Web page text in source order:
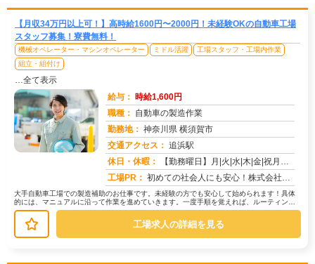
【月収34万円以上可！】高時給1600円〜2000円！未経験OKの自動車工場
スタッフ募集！寮費無料！
機械オペレーター・マシンオペレーター ミドル活躍
工場スタッフ・工場内作業
組立・組付け
…全て表示
給与： 時給1,600円
職種： 自動車の製造作業
勤務地： 神奈川県 横須賀市
交通アクセス： 追浜駅
休日・休暇：
【勤務曜日】月|火|水|木|金|祝月火水木金(会社カレンダーに準ずる)【休日・休暇】土日（GW・夏季・年末年始休暇...
工場PR： 初めての社会人にも安心！株式会社京栄センターで新しい一歩を踏み出してみませんか？→ 初期費用0円の家具付き寮完備！...
大手自動車工場での製造補助のお仕事です。未経験の方でも安心して始められます！具体
的には、マニュアルに沿って作業を進めていきます。一度手順を覚えれば、ルーティンワ
ークになりますので、安心して業務に...
工場求人の詳細を見る